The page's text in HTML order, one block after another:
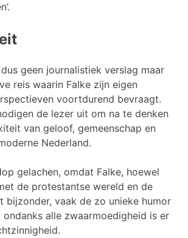
dus geen journalistiek verslag maar
reis waarin Falke zijn eigen
voortdurend bevraagt.
de lezer uit om na te denken
van geloof, gemeenschap en
Nederland.
gelachen, omdat Falke, hoewel
de protestantse wereld en de
bijzonder, vaak de zo unieke humor
ondanks alle zwaarmoedigheid is er